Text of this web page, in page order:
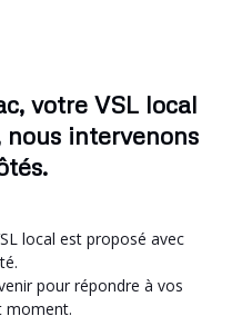
votre VSL local
nous intervenons
local est proposé avec
pour répondre à vos
moment.